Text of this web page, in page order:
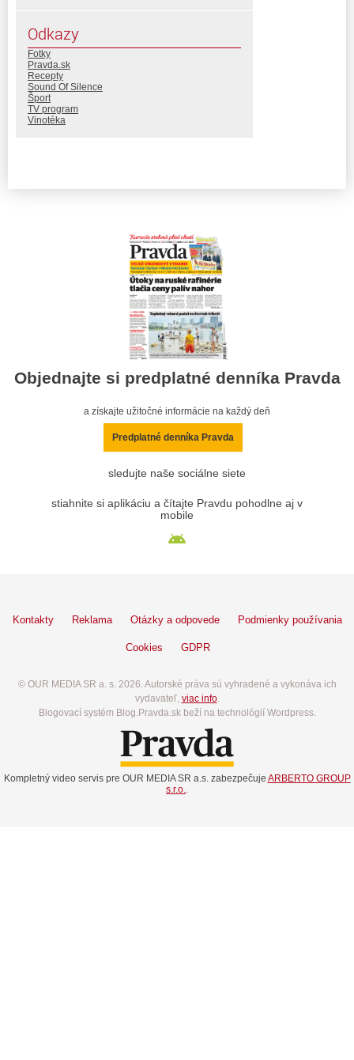
Odkazy
Fotky
Pravda.sk
Recepty
Sound Of Silence
Šport
TV program
Vinotéka
Objednajte si predplatné denníka Pravda
a získajte užitočné informácie na každý deň
Predplatné denníka Pravda
sledujte naše sociálne siete
stiahnite si aplikáciu a čítajte Pravdu pohodlne aj v
mobile
Kontakty Reklama Otázky a odpovede Podmienky používania
Cookies GDPR
© OUR MEDIA SR a. s. 2026. Autorské práva sú vyhradené a vykonáva ich
vydavateľ, viac info.
Blogovací systém Blog.Pravda.sk beží na technológií Wordpress.
Kompletný video servis pre OUR MEDIA SR a.s. zabezpečuje ARBERTO GROUP
s.r.o.